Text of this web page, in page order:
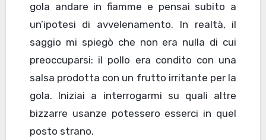
gola andare in fiamme e pensai subito a
un’ipotesi di avvelenamento. In realtà, il
saggio mi spiegò che non era nulla di cui
preoccuparsi: il pollo era condito con una
salsa prodotta con un frutto irritante per la
gola. Iniziai a interrogarmi su quali altre
bizzarre usanze potessero esserci in quel
posto strano.